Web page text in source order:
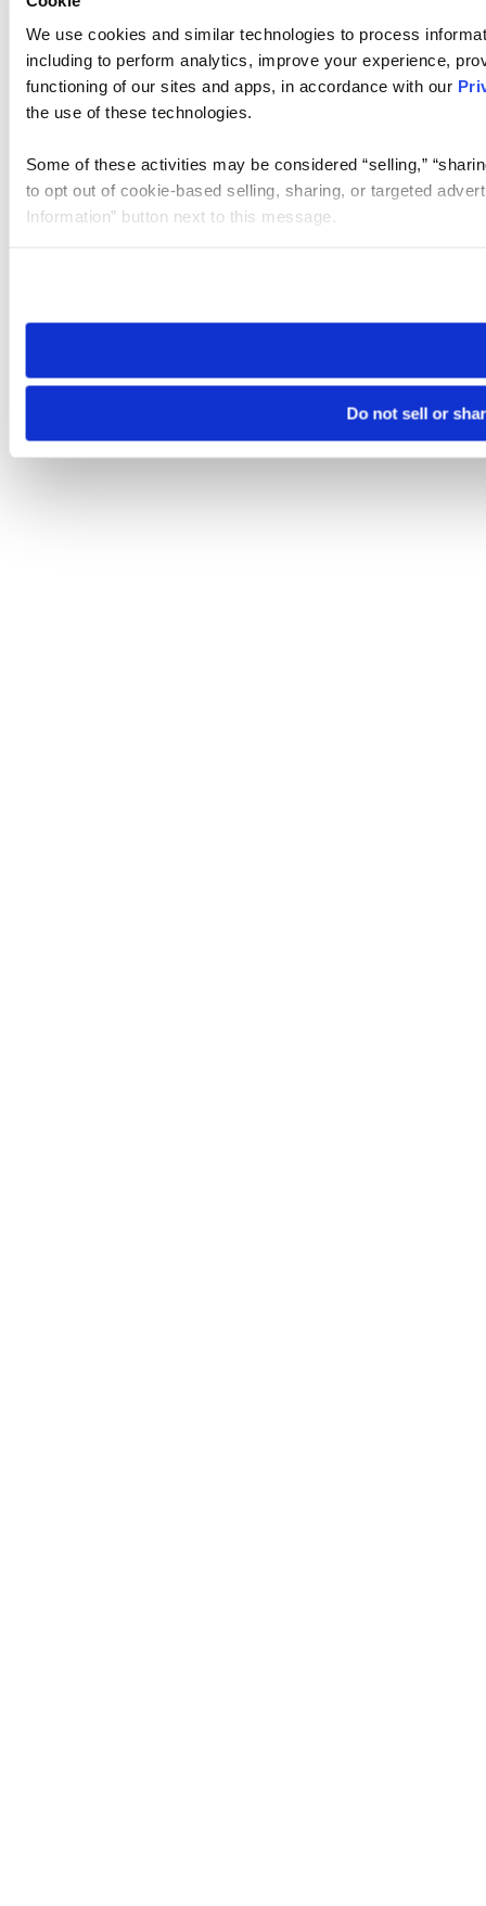
We use cookies and similar technologies to process
including to perform analytics, improve your experience,
functioning of our sites and apps, in accordance with our
the use of these technologies.
Some of these activities may be considered “selling,”
to opt out of cookie-based selling, sharing, or targeted
Information” button next to this message.
need to be set again.
Do not sell or